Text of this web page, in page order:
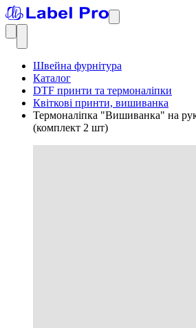
Швейна фурнітура
Каталог
DTF принти та термоналіпки
Квіткові принти, вишиванка
Термоналіпка "Вишиванка" на
(комплект 2 шт)